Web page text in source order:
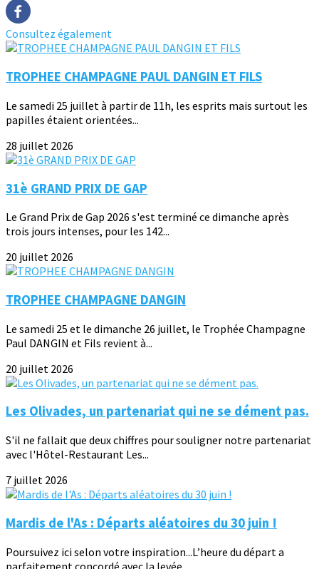
Consultez également
TROPHEE CHAMPAGNE PAUL DANGIN ET FILS
Le samedi 25 juillet à partir de 11h, les esprits mais surtout les
papilles étaient orientées...
28 juillet 2026
31è GRAND PRIX DE GAP
Le Grand Prix de Gap 2026 s'est terminé ce dimanche après
trois jours intenses, pour les 142...
20 juillet 2026
TROPHEE CHAMPAGNE DANGIN
Le samedi 25 et le dimanche 26 juillet, le Trophée Champagne
Paul DANGIN et Fils revient à...
20 juillet 2026
Les Olivades, un partenariat qui ne se dément pas.
S'il ne fallait que deux chiffres pour souligner notre partenariat
avec l'Hôtel-Restaurant Les...
7 juillet 2026
Mardis de l'As : Départs aléatoires du 30 juin !
Poursuivez ici selon votre inspiration...L’heure du départ a
parfaitement concordé avec la levée...